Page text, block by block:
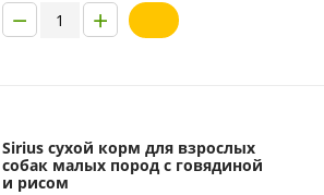
+
−
Sirius сухой корм для взрослых
собак малых пород с говядиной
и рисом